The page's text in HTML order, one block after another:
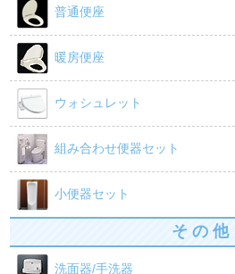
普通便座
暖房便座
ウォシュレット
組み合わせ便器セット
小便器セット
そ の 他
洗面器/手洗器